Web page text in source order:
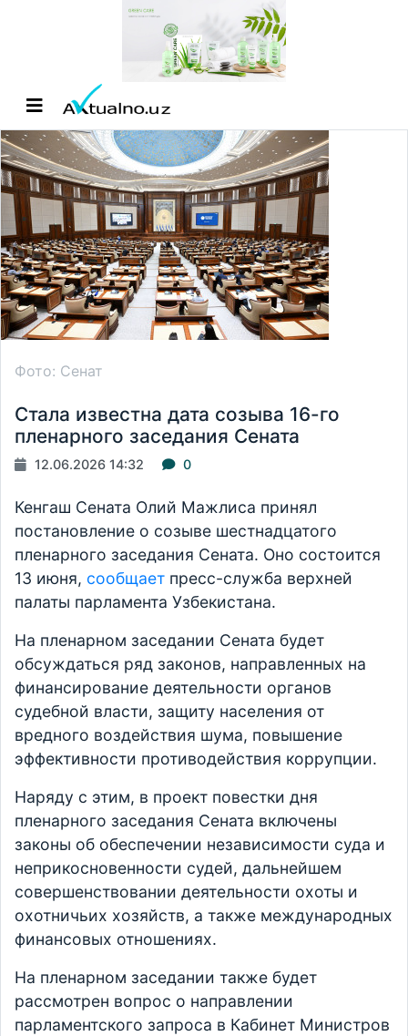
Фото: Сенат
Стала известна дата созыва 16-го
пленарного заседания Сената
12.06.2026 14:32 0
Кенгаш Сената Олий Мажлиса принял
постановление о созыве шестнадцатого
пленарного заседания Сената. Оно состоится
13 июня, сообщает пресс-служба верхней
палаты парламента Узбекистана.
На пленарном заседании Сената будет
обсуждаться ряд законов, направленных на
финансирование деятельности органов
судебной власти, защиту населения от
вредного воздействия шума, повышение
эффективности противодействия коррупции.
Наряду с этим, в проект повестки дня
пленарного заседания Сената включены
законы об обеспечении независимости суда и
неприкосновенности судей, дальнейшем
совершенствовании деятельности охоты и
охотничьих хозяйств, а также международных
финансовых отношениях.
На пленарном заседании также будет
рассмотрен вопрос о направлении
парламентского запроса в Кабинет Министров